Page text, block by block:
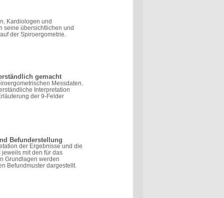
Kardiologen und
seine übersichtlichen und
der Spiroergometrie.
gemacht
Messdaten.
Interpretation
der 9-Felder
Befunderstellung
der Ergebnisse und die
mit den für das
Grundlagen werden
Befundmuster dargestellt.